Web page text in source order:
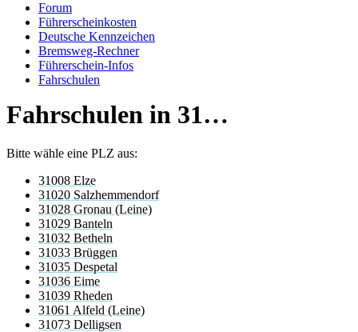
Forum
Führerscheinkosten
Deutsche Kennzeichen
Bremsweg-Rechner
Führerschein-Infos
Fahrschulen
Fahrschulen in 31…
Bitte wähle eine PLZ aus:
31008 Elze
31020 Salzhemmendorf
31028 Gronau (Leine)
31029 Banteln
31032 Betheln
31033 Brüggen
31035 Despetal
31036 Eime
31039 Rheden
31061 Alfeld (Leine)
31073 Delligsen